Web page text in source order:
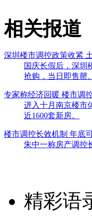
相关报道
深圳楼市调控政策收紧
国庆长假后，深圳
抢购，当日即售罄。
专家称经济回暖 楼市调
进入十月南京楼市
近1600套新房。
楼市调控长效机制 年底
朱中一称房产调控
精彩语